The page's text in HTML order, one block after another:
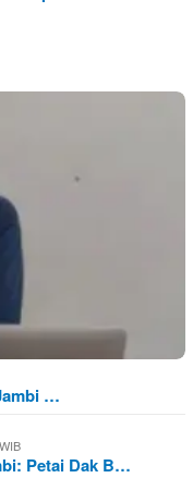
…
Petai Dak B…